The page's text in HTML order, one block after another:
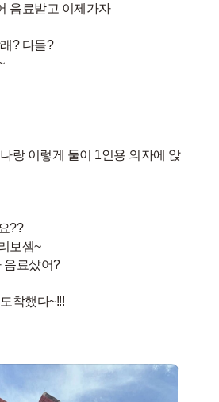
음료받고 이제가자
? 다들?
랑 이렇게 둘이 1인용 의자에 앉
??
보셈~
음료샀어?
착했다~!!!